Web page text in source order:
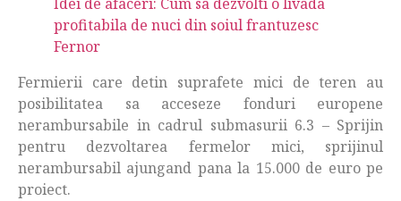
profitabila de nuci din soiul frantuzesc
Fernor
Fermierii care detin suprafete mici de teren au
posibilitatea sa acceseze fonduri europene
nerambursabile in cadrul submasurii 6.3 – Sprijin
pentru dezvoltarea fermelor mici, sprijinul
nerambursabil ajungand pana la 15.000 de euro pe
proiect.